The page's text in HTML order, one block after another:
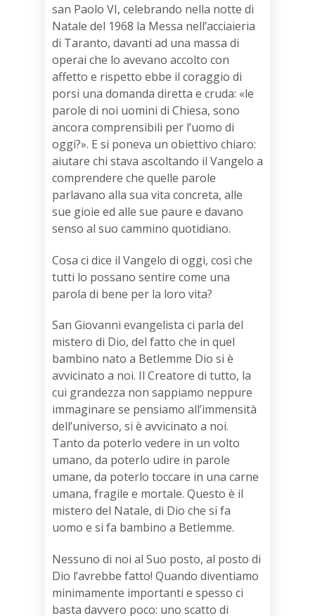
san Paolo VI, celebrando nella notte di
Natale del 1968 la Messa nell’acciaieria
di Taranto, davanti ad una massa di
operai che lo avevano accolto con
affetto e rispetto ebbe il coraggio di
porsi una domanda diretta e cruda: «le
parole di noi uomini di Chiesa, sono
ancora comprensibili per l’uomo di
oggi?». E si poneva un obiettivo chiaro:
aiutare chi stava ascoltando il Vangelo a
comprendere che quelle parole
parlavano alla sua vita concreta, alle
sue gioie ed alle sue paure e davano
senso al suo cammino quotidiano.
Cosa ci dice il Vangelo di oggi, così che
tutti lo possano sentire come una
parola di bene per la loro vita?
San Giovanni evangelista ci parla del
mistero di Dio, del fatto che in quel
bambino nato a Betlemme Dio si è
avvicinato a noi. Il Creatore di tutto, la
cui grandezza non sappiamo neppure
immaginare se pensiamo all’immensità
dell’universo, si è avvicinato a noi.
Tanto da poterlo vedere in un volto
umano, da poterlo udire in parole
umane, da poterlo toccare in una carne
umana, fragile e mortale. Questo è il
mistero del Natale, di Dio che si fa
uomo e si fa bambino a Betlemme.
Nessuno di noi al Suo posto, al posto di
Dio l’avrebbe fatto! Quando diventiamo
minimamente importanti e spesso ci
basta davvero poco: uno scatto di